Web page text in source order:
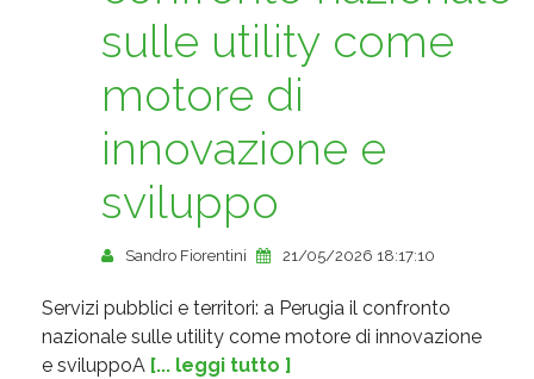
sulle utility come
motore di
innovazione e
sviluppo
Sandro Fiorentini 21/05/2026 18:17:10
Servizi pubblici e territori: a Perugia il confronto
nazionale sulle utility come motore di innovazione
e sviluppoA [... leggi tutto ]